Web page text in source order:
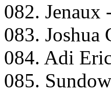
082.
083.
084. Adi
085.